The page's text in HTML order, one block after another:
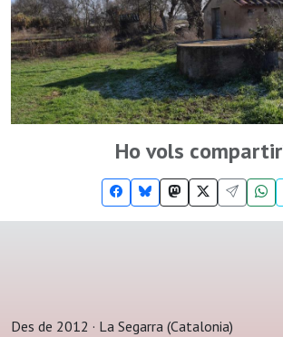
Ho vols
Des de 2012 · La Segarra (Catalonia)